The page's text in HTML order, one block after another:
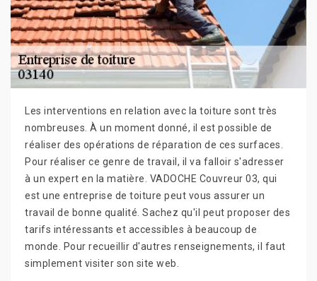
Les interventions en relation avec la toiture sont très
nombreuses. À un moment donné, il est possible de
réaliser des opérations de réparation de ces surfaces.
Pour réaliser ce genre de travail, il va falloir s'adresser
à un expert en la matière. VADOCHE Couvreur 03, qui
est une entreprise de toiture peut vous assurer un
travail de bonne qualité. Sachez qu'il peut proposer des
tarifs intéressants et accessibles à beaucoup de
monde. Pour recueillir d'autres renseignements, il faut
simplement visiter son site web.